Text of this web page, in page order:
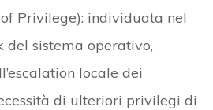
Privilege): individuata nel
sistema operativo,
locale dei
di ulteriori privilegi di